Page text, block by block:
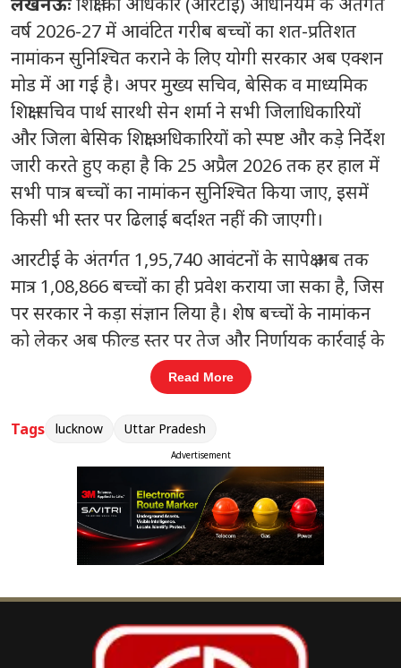
वर्ष 2026-27 में आवंटित गरीब बच्चों का शत-प्रतिशत
नामांकन सुनिश्चित कराने के लिए योगी सरकार अब एक्शन
मोड में आ गई है। अपर मुख्य सचिव, बेसिक व माध्यमिक
शिक्षा सचिव पार्थ सारथी सेन शर्मा ने सभी जिलाधिकारियों
और जिला बेसिक शिक्षा अधिकारियों को स्पष्ट और कड़े निर्देश
जारी करते हुए कहा है कि 25 अप्रैल 2026 तक हर हाल में
सभी पात्र बच्चों का नामांकन सुनिश्चित किया जाए, इसमें
किसी भी स्तर पर ढिलाई बर्दाश्त नहीं की जाएगी।
आरटीई के अंतर्गत 1,95,740 आवंटनों के सापेक्ष अब तक
मात्र 1,08,866 बच्चों का ही प्रवेश कराया जा सका है, जिस
पर सरकार ने कड़ा संज्ञान लिया है। शेष बच्चों के नामांकन
को लेकर अब फील्ड स्तर पर तेज और निर्णायक कार्रवाई के
निर्देश दिए गए हैं। निर्देश में कहा गया है कि जिन बच्चों का
अब तक प्रवेश नहीं हुआ है, उनकी सूची तैयार कर तत्काल
प्रभाव से नामांकन कराया जाए। संबंधित विद्यालयों से
समन्वय स्थापित कर प्रक्रिया में किसी भी प्रकार की देरी न
होने दी जाए।
संबंधित खबरें
मोबाइल मांगने पर मां का गला दबाया, 11
Read More
Tags lucknow Uttar Pradesh
Advertisement